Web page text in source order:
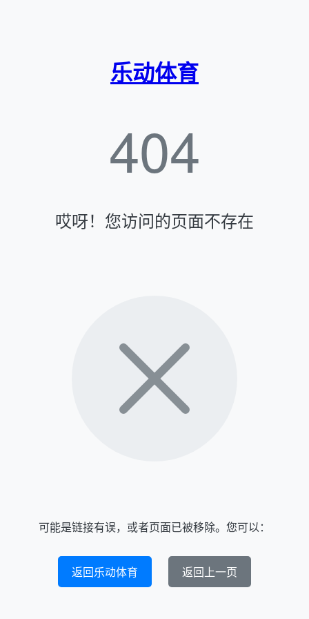
乐动体育
404
哎呀！您访问的页面不存在
可能是链接有误，或者页面已被移除。您可以：
返回乐动体育 返回上一页